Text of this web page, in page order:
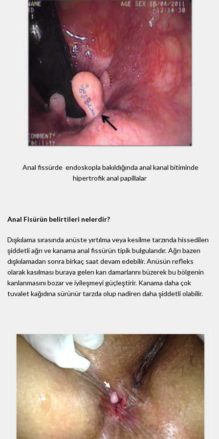
Anal fissürde endoskopla bakıldığında anal kanal bitiminde
hipertrofik anal papillalar
Anal Fisürün belirtileri nelerdir?
Dışkılama sırasında anüste yırtılma veya kesilme tarzında hissedilen
şiddetli ağrı ve kanama anal fissürün tipik bulgularıdır. Ağrı bazen
dışkılamadan sonra birkaç saat devam edebilir. Anüsün refleks
olarak kasılması buraya gelen kan damarlarını büzerek bu bölgenin
kanlanmasını bozar ve iyileşmeyi güçleştirir. Kanama daha çok
tuvalet kağıdına sürünür tarzda olup nadiren daha şiddetli olabilir.